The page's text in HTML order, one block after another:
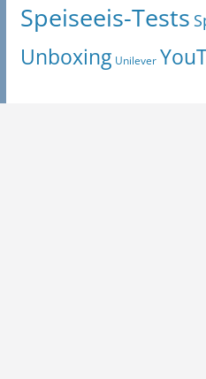
Speiseeis-Tests
Unboxing Unilever